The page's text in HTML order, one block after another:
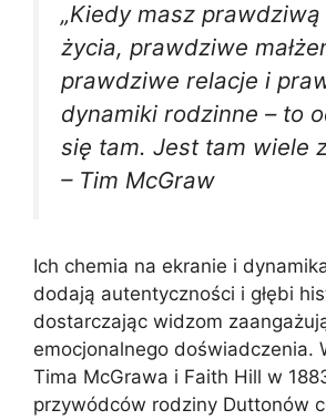
„Kiedy masz
życia, prawdziwe
prawdziwe relacje i
dynamiki rodzinne – to
się tam. Jest tam wiele
– Tim McGraw
Ich chemia na ekranie i
dodają autentyczności i głębi
dostarczając widzom
emocjonalnego doświadczenia.
Tima McGrawa i Faith Hill w
przywódców rodziny Duttonów